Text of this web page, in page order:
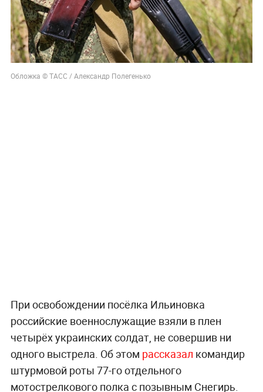
Обложка © ТАСС / Александр Полегенько
При освобождении посёлка Ильиновка
российские военнослужащие взяли в плен
четырёх украинских солдат, не совершив ни
одного выстрела. Об этом рассказал командир
штурмовой роты 77-го отдельного
мотострелкового полка с позывным Снегирь.